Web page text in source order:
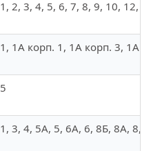
1, 2, 3, 4, 5, 6, 7, 8, 9, 10, 12,
1, 1А корп. 1, 1А корп. 3, 1А
5
1, 3, 4, 5А, 5, 6А, 6, 8Б, 8А, 8,